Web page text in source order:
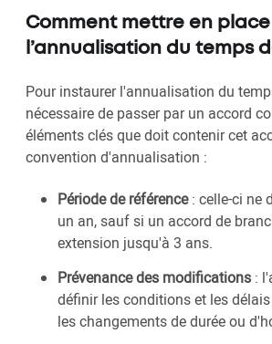
Comment mettre en place
l’annualisation du temps
Pour instaurer l'annualisation du
nécessaire de passer par un accord
éléments clés que doit contenir cet
convention d'annualisation :
Période de référence: celle-ci ne
un an, sauf si un accord de
extension jusqu'à 3 ans.
Prévenance des modifications :
définir les conditions et les
les changements de durée ou